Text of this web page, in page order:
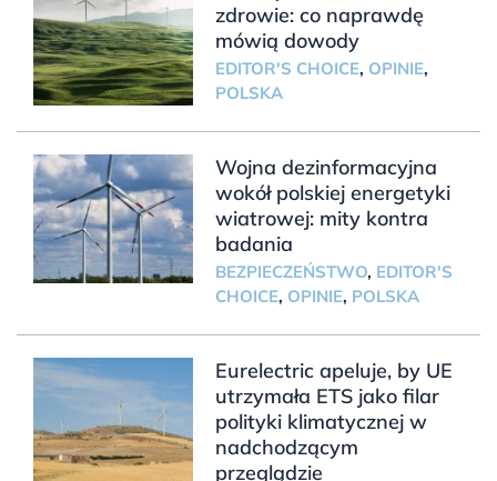
zdrowie: co naprawdę
mówią dowody
EDITOR'S CHOICE, OPINIE,
POLSKA
Wojna dezinformacyjna
wokół polskiej energetyki
wiatrowej: mity kontra
badania
BEZPIECZEŃSTWO, EDITOR'S
CHOICE, OPINIE, POLSKA
Eurelectric apeluje, by UE
utrzymała ETS jako filar
polityki klimatycznej w
nadchodzącym
przeglądzie